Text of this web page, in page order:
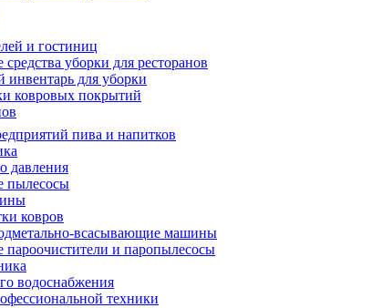
и гостиниц
уборки для ресторанов
для уборки
ковровых покрытий
пива и напитков
давления
пылесосы
ковров
всасывающие машины
и паропылесосы
водоснабжения
техники